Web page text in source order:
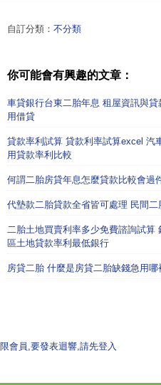
自訂分類： 不分類
你可能會有興趣的文章：
車貸銀行台東二胎年息 租屋資訊與
用借貸
貸款率利試算 貸款利率試算excel 汽
用貸款率利比較
何謂二胎房貸年息怎麼貸款比較會過
代墊款二胎貸款全省皆可處理 民間
二胎土地買賣利率多少免費諮詢試算
區土地貸款率利最低銀行
房貸二胎 什麼是房貸二胎缺錢急用
限會員,要發表迴響,請先登入